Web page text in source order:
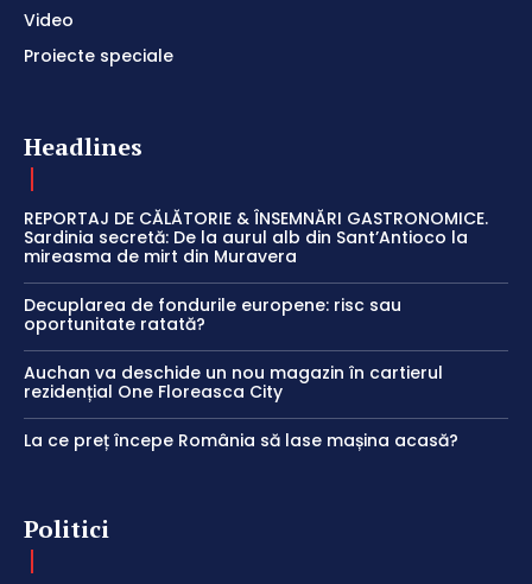
Video
Proiecte speciale
Headlines
REPORTAJ DE CĂLĂTORIE & ÎNSEMNĂRI GASTRONOMICE.
Sardinia secretă: De la aurul alb din Sant’Antioco la
mireasma de mirt din Muravera
Decuplarea de fondurile europene: risc sau
oportunitate ratată?
Auchan va deschide un nou magazin în cartierul
rezidențial One Floreasca City
La ce preț începe România să lase mașina acasă?
Politici